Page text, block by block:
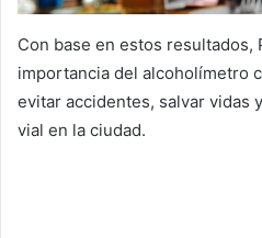
Con base en estos resultados,
importancia del alcoholímetro
evitar accidentes, salvar vidas
vial en la ciudad.